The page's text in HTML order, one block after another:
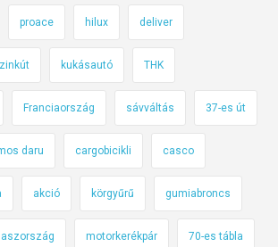
proace hilux deliver
kukásautó THK
Franciaország sávváltás 37-es út
daru cargobicikli casco
akció körgyűrű gumiabroncs
motorkerékpár 70-es tábla